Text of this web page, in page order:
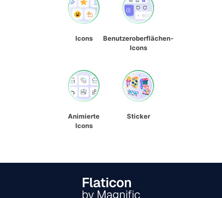
Icons
Benutzeroberflächen-
Icons
Animierte
Icons
Sticker